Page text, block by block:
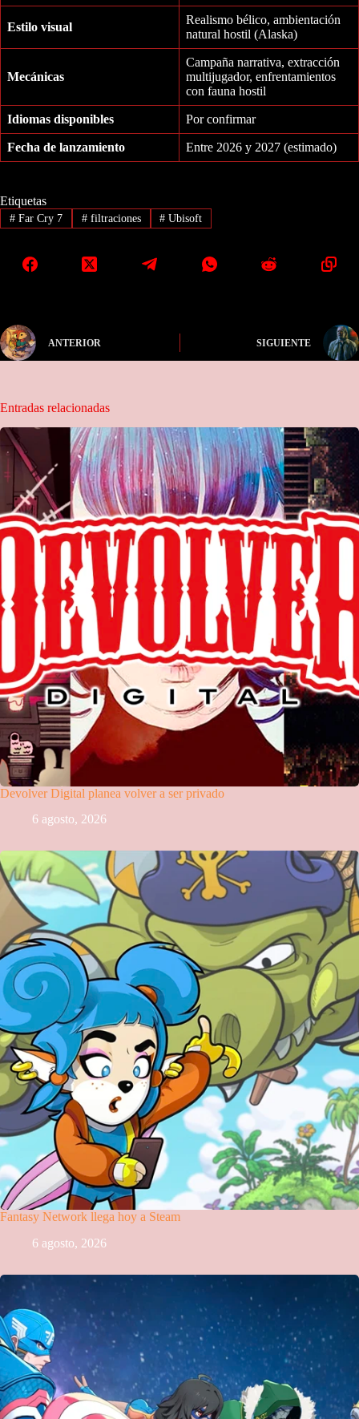
Estilo visual
Realismo bélico, ambientación
natural hostil (Alaska)
Mecánicas
Campaña narrativa, extracción
multijugador, enfrentamientos
con fauna hostil
Idiomas disponibles Por confirmar
Fecha de lanzamiento Entre 2026 y 2027 (estimado)
Etiquetas
#Far Cry 7 #filtraciones # Ubisoft
ANTERIOR SIGUIENTE
Entradas relacionadas
Devolver Digital planea volver a ser privado
6 agosto, 2026
Fantasy Network llega hoy a Steam
6 agosto, 2026